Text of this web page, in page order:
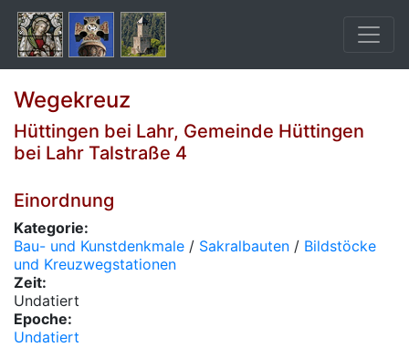
Wegekreuz
Hüttingen bei Lahr, Gemeinde Hüttingen
bei Lahr Talstraße 4
Einordnung
Kategorie:
Bau- und Kunstdenkmale / Sakralbauten / Bildstöcke
und Kreuzwegstationen
Zeit:
Undatiert
Epoche:
Undatiert